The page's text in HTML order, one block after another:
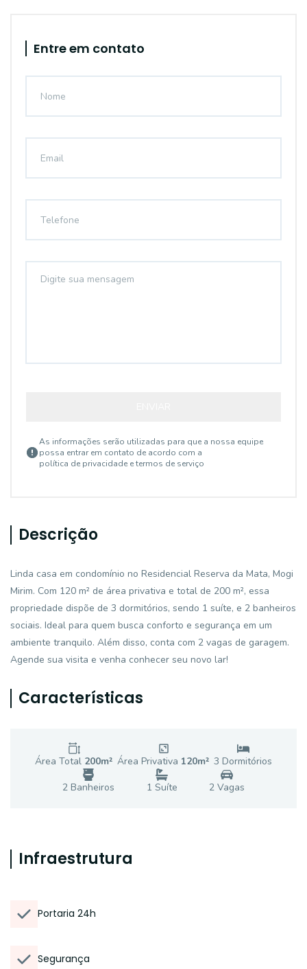
Entre em contato
As informações serão utilizadas para que a nossa equipe
possa entrar em contato de acordo com a
política de privacidade e termos de serviço
Descrição
Linda casa em condomínio no Residencial Reserva da Mata, Mogi
Mirim. Com 120 m² de área privativa e total de 200 m², essa
propriedade dispõe de 3 dormitórios, sendo 1 suíte, e 2 banheiros
sociais. Ideal para quem busca conforto e segurança em um
ambiente tranquilo. Além disso, conta com 2 vagas de garagem.
Agende sua visita e venha conhecer seu novo lar!
Características
Área Total 200m² Área Privativa 120m² 3 Dormitórios
2 Banheiros 1 Suíte 2Vagas
Infraestrutura
Portaria 24h
Segurança